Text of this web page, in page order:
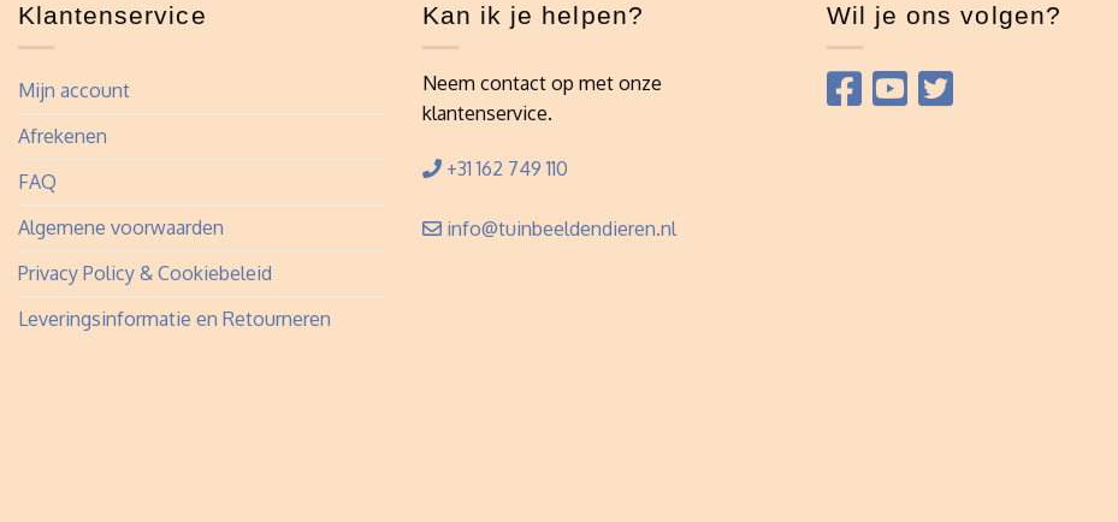
Klantenservice
Mijn account
Afrekenen
FAQ
Algemene voorwaarden
Privacy Policy & Cookiebeleid
Leveringsinformatie en Retourneren
Kan ik je helpen?
Neem contact op met onze
klantenservice.
+31 162 749 110
info@tuinbeeldendieren.nl
Wil je ons volgen?